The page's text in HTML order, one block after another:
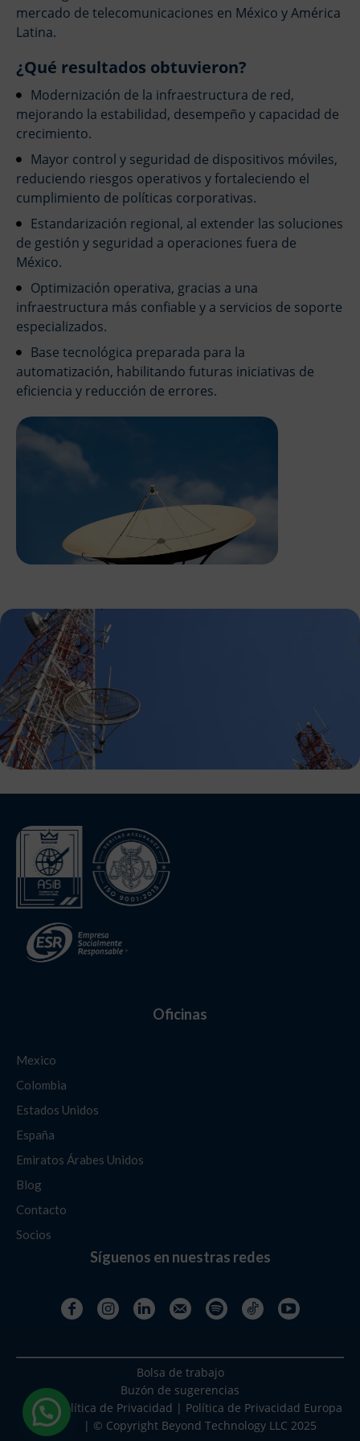
Plan de Respuesta a Incidentes y Simulacros (Tabletop)
Sobre Nosotros
Contacto
Socios
mercado de telecomunicaciones en México y América
Latina.
¿Qué resultados obtuvieron?
Modernización de la infraestructura de red,
mejorando la estabilidad, desempeño y capacidad de
crecimiento.
Mayor control y seguridad de dispositivos móviles,
reduciendo riesgos operativos y fortaleciendo el
cumplimiento de políticas corporativas.
Estandarización regional, al extender las soluciones
de gestión y seguridad a operaciones fuera de
México.
Optimización operativa, gracias a una
infraestructura más confiable y a servicios de soporte
especializados.
Base tecnológica preparada para la
automatización, habilitando futuras iniciativas de
eficiencia y reducción de errores.
Oficinas
Mexico
Colombia
Estados Unidos
España
Emiratos Árabes Unidos
Blog
Contacto
Socios
Síguenos en nuestras redes
Bolsa de trabajo
Buzón de sugerencias
Política de Privacidad | Política de Privacidad Europa
| © Copyright Beyond Technology LLC 2025